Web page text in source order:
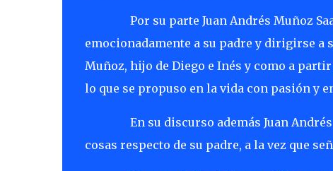
Por su parte Juan Andrés Muñoz
emocionadamente a su padre y dirigirse a
Muñoz, hijo de Diego e Inés y como a
lo que se propuso en la vida con pasión y
En su discurso además Juan
cosas respecto de su padre, a la vez que